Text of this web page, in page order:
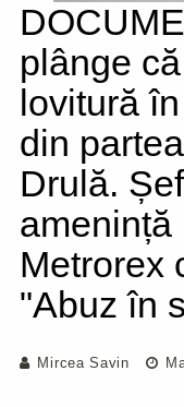
plânge
lovitură
din
Drulă.
amenință
Metrorex
"Abuz în
Mircea Savin